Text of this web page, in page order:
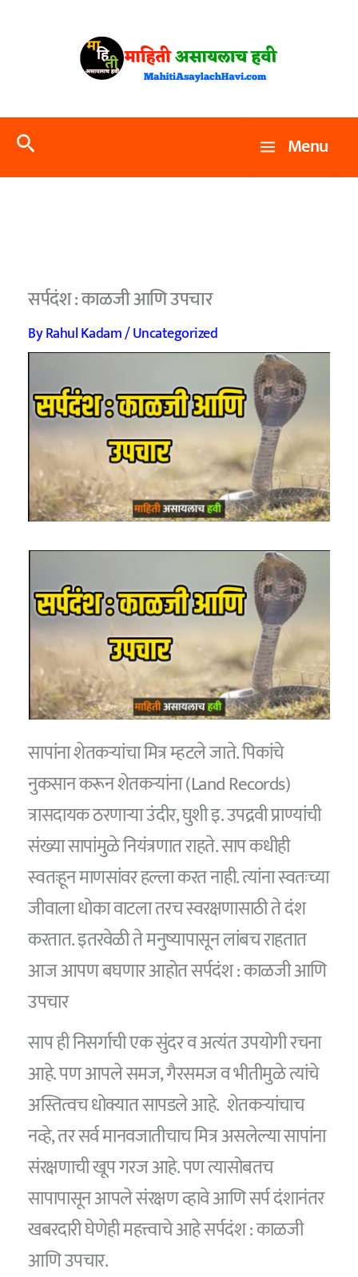
Search Menu
सर्पदंश : काळजी आणि उपचार
ByRahul Kadam/Uncategorized
सापांना शेतकऱ्यांचा मित्र म्हटले जाते. पिकांचे
नुकसान करून शेतकऱ्यांना (Land Records)
त्रासदायक ठरणाऱ्या उंदीर, घुशी इ. उपद्रवी प्राण्यांची
संख्या सापांमुळे नियंत्रणात राहते. साप कधीही
स्वतःहून माणसांवर हल्ला करत नाही. त्यांना स्वतःच्या
जीवाला धोका वाटला तरच स्वरक्षणासाठी ते दंश
करतात. इतरवेळी ते मनुष्यापासून लांबच राहतात
आज आपण बघणार आहोत सर्पदंश : काळजी आणि
उपचार
साप ही निसर्गाची एक सुंदर व अत्यंत उपयोगी रचना
आहे. पण आपले समज, गैरसमज व भीतीमुळे त्यांचे
अस्तित्वच धोक्यात सापडले आहे. शेतकऱ्यांचाच
नव्हे, तर सर्व मानवजातीचाच मित्र असलेल्या सापांना
संरक्षणाची खूप गरज आहे. पण त्यासोबतच
सापापासून आपले संरक्षण व्हावे आणि सर्प दंशानंतर
खबरदारी घेणेही महत्त्वाचे आहे सर्पदंश : काळजी
आणि उपचार.